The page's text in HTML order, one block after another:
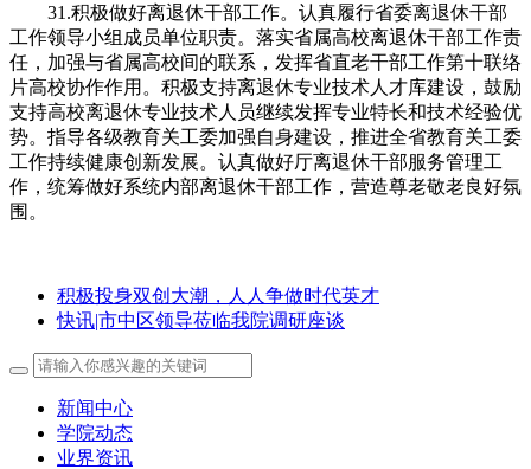
31.积极做好离退休干部工作。认真履行省委离退休干部
工作领导小组成员单位职责。落实省属高校离退休干部工作责
任，加强与省属高校间的联系，发挥省直老干部工作第十联络
片高校协作作用。积极支持离退休专业技术人才库建设，鼓励
支持高校离退休专业技术人员继续发挥专业特长和技术经验优
势。指导各级教育关工委加强自身建设，推进全省教育关工委
工作持续健康创新发展。认真做好厅离退休干部服务管理工
作，统筹做好系统内部离退休干部工作，营造尊老敬老良好氛
围。
积极投身双创大潮，人人争做时代英才
快讯|市中区领导莅临我院调研座谈
新闻中心
学院动态
业界资讯